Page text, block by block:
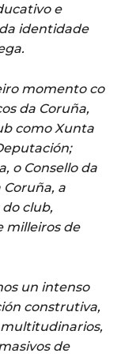
e
identidade
momento co
da Coruña,
como Xunta
o Consello da
Coruña, a
club,
milleiros de
un intenso
construtiva,
de